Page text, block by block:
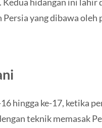
Kedua hidangan ini lahir
yang dibawa oleh
hingga ke-17, ketika
teknik memasak